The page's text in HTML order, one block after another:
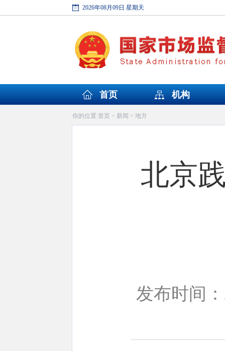
2026年08月09日 星期天
首页 机构
你的位置:首页> 新闻 > 地方
北京
发布时间